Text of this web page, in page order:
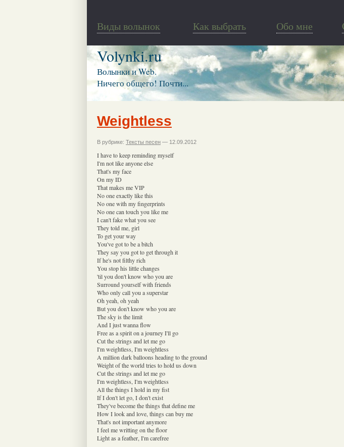
Виды волынок Как выбрать Обо мне
Volynki.ru
Волынки и Web.
Ничего общего! Почти...
Weightless
В рубрике: Тексты песен — 12.09.2012
I have to keep reminding myself
I'm not like anyone else
That's my face
On my ID
That makes me VIP
No one exactly like this
No one with my fingerprints
No one can touch you like me
I can't fake what you see
They told me, girl
To get your way
You've got to be a bitch
They say you got to get through it
If he's not filthy rich
You stop his little changes
'til you don't know who you are
Surround yourself with friends
Who only call you a superstar
Oh yeah, oh yeah
But you don't know who you are
The sky is the limit
And I just wanna flow
Free as a spirit on a journey I'll go
Cut the strings and let me go
I'm weightless, I'm weightless
A million dark balloons heading to the ground
Weight of the world tries to hold us down
Cut the strings and let me go
I'm weightless, I'm weightless
All the things I hold in my fist
If I don't let go, I don't exist
They've become the things that define me
How I look and love, things can buy me
That's not important anymore
I feel me writting on the floor
Light as a feather, I'm carefree